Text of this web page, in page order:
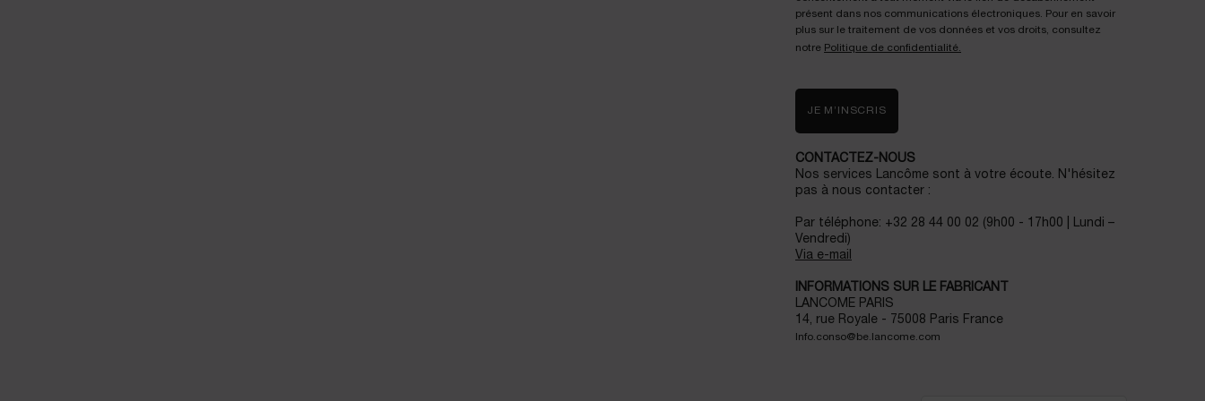
présent dans nos communications électroniques. Pour en savoir
plus sur le traitement de vos données et vos droits, consultez
notre Politique de confidentialité.
JE M’INSCRIS
CONTACTEZ-NOUS
Nos services Lancôme sont à votre écoute. N'hésitez
pas à nous contacter :
Par téléphone: +32 28 44 00 02 (9h00 - 17h00 | Lundi –
Vendredi)
Via e-mail
INFORMATIONS SUR LE FABRICANT
LANCOME PARIS
14, rue Royale - 75008 Paris France
Info.conso@be.lancome.com